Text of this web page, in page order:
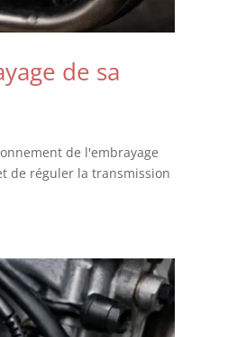
de sa
de l'embrayage
de réguler la transmission